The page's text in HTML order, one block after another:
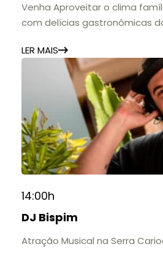
Venha Aproveitar o clima
com delícias gastronômicas
LER MAIS
14:00h
DJ Bispim
Atração Musical na Serra